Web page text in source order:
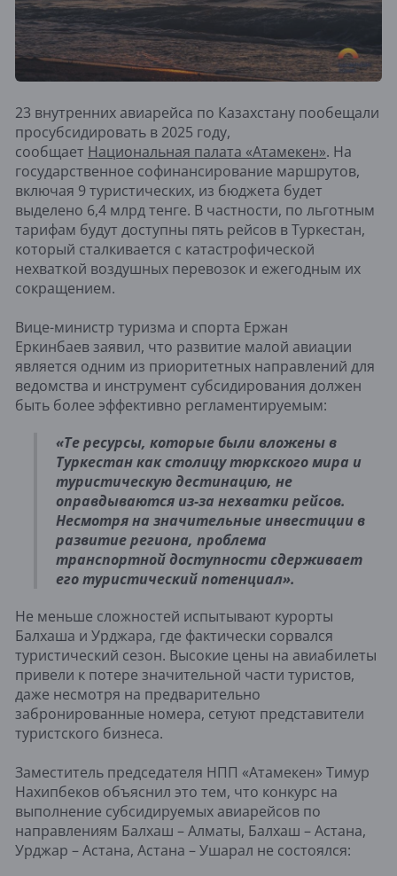
23 внутренних авиарейса по Казахстану пообещали
просубсидировать в 2025 году,
сообщает Национальная палата «Атамекен». На
государственное софинансирование маршрутов,
включая 9 туристических, из бюджета будет
выделено 6,4 млрд тенге. В частности, по льготным
тарифам будут доступны пять рейсов в Туркестан,
который сталкивается с катастрофической
нехваткой воздушных перевозок и ежегодным их
сокращением.
Вице-министр туризма и спорта Ержан
Еркинбаев заявил, что развитие малой авиации
является одним из приоритетных направлений для
ведомства и инструмент субсидирования должен
быть более эффективно регламентируемым:
«Те ресурсы, которые были вложены в
Туркестан как столицу тюркского мира и
туристическую дестинацию, не
оправдываются из-за нехватки рейсов.
Несмотря на значительные инвестиции в
развитие региона, проблема
транспортной доступности сдерживает
его туристический потенциал».
Не меньше сложностей испытывают курорты
Балхаша и Урджара, где фактически сорвался
туристический сезон. Высокие цены на авиабилеты
привели к потере значительной части туристов,
даже несмотря на предварительно
забронированные номера, сетуют представители
туристского бизнеса.
Заместитель председателя НПП «Атамекен» Тимур
Нахипбеков объяснил это тем, что конкурс на
выполнение субсидируемых авиарейсов по
направлениям Балхаш – Алматы, Балхаш – Астана,
Урджар – Астана, Астана – Ушарал не состоялся: